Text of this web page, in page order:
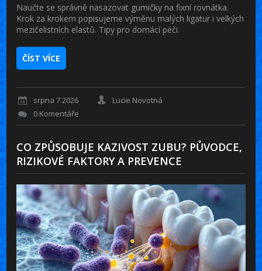
Naučte se správně nasazovat gumičky na fixní rovnátka.
Krok za krokem popisujeme výměnu malých ligatur i velkých
mezičelistních elastů. Tipy pro domácí péči.
ČÍST VÍCE
srpna 7 2026
Lucie Novotná
0 Komentáře
CO ZPŮSOBUJE KAZIVOST ZUBU? PŮVODCE,
RIZIKOVÉ FAKTORY A PREVENCE